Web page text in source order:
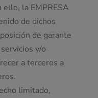
ello, la EMPRESA
de dichos
de garante
y/o
a terceros a
limitado,